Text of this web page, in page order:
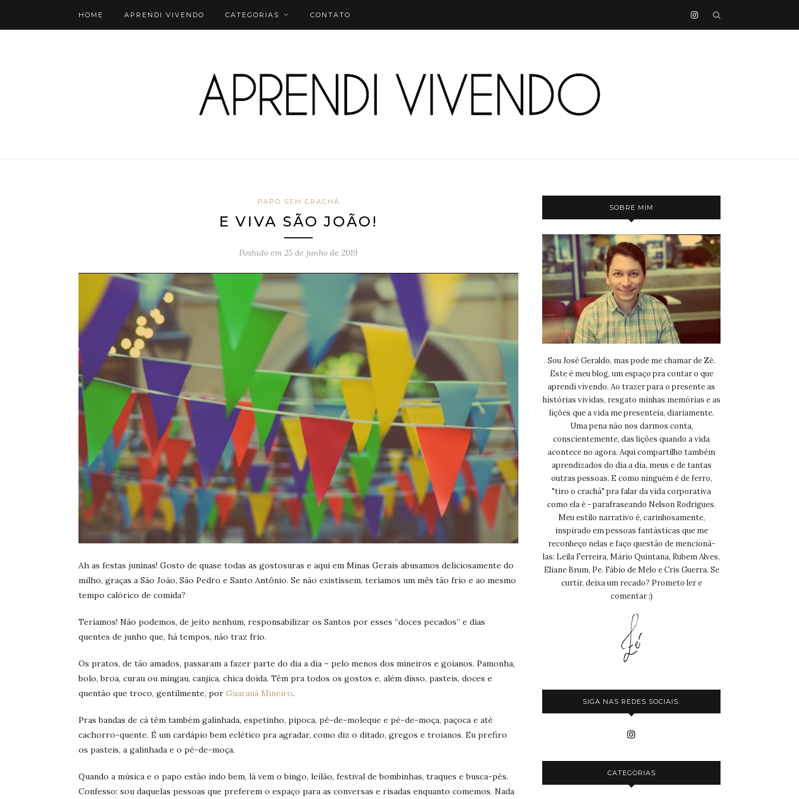
HOME APRENDI VIVENDO CATEGORIAS CONTATO
PAPO SEM CRACHÁ
E VIVA SÃO JOÃO!
Postado em 25 de junho de 2019
Ah as festas juninas! Gosto de quase todas as gostosuras e aqui em Minas Gerais abusamos deliciosamente do
milho, graças a São João, São Pedro e Santo Antônio. Se não existissem, teríamos um mês tão frio e ao mesmo
tempo calórico de comida?
Teríamos! Não podemos, de jeito nenhum, responsabilizar os Santos por esses “doces pecados” e dias
quentes de junho que, há tempos, não traz frio.
Os pratos, de tão amados, passaram a fazer parte do dia a dia – pelo menos dos mineiros e goianos. Pamonha,
bolo, broa, curau ou mingau, canjica, chica doida. Têm pra todos os gostos e, além disso, pasteis, doces e
quentão que troco, gentilmente, por Guaraná Mineiro.
Pras bandas de cá têm também galinhada, espetinho, pipoca, pé-de-moleque e pé-de-moça, paçoca e até
cachorro-quente. É um cardápio bem eclético pra agradar, como diz o ditado, gregos e troianos. Eu prefiro
os pasteis, a galinhada e o pé-de-moça.
Quando a música e o papo estão indo bem, lá vem o bingo, leilão, festival de bombinhas, traques e busca-pés.
Confesso: sou daquelas pessoas que preferem o espaço para as conversas e risadas enquanto comemos. Nada
SOBRE MIM
Sou José Geraldo, mas pode me chamar de Zé.
Este é meu blog, um espaço pra contar o que
aprendi vivendo. Ao trazer para o presente as
histórias vividas, resgato minhas memórias e as
lições que a vida me presenteia, diariamente.
Uma pena não nos darmos conta,
conscientemente, das lições quando a vida
acontece no agora. Aqui compartilho também
aprendizados do dia a dia, meus e de tantas
outras pessoas. E como ninguém é de ferro,
"tiro o crachá" pra falar da vida corporativa
como ela é - parafraseando Nelson Rodrigues.
Meu estilo narrativo é, carinhosamente,
inspirado em pessoas fantásticas que me
reconheço nelas e faço questão de mencioná-
las: Leila Ferreira, Mário Quintana, Rubem Alves,
Eliane Brum, Pe. Fábio de Melo e Cris Guerra. Se
curtir, deixa um recado? Prometo ler e
comentar ;)
SIGA NAS REDES SOCIAIS:
CATEGORIAS